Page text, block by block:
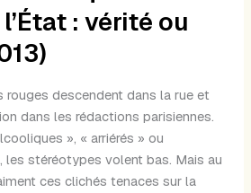
: vérité ou
rouges descendent dans la rue et
dans les rédactions parisiennes.
», « arriérés » ou
les stéréotypes volent bas. Mais au
ces clichés tenaces sur la